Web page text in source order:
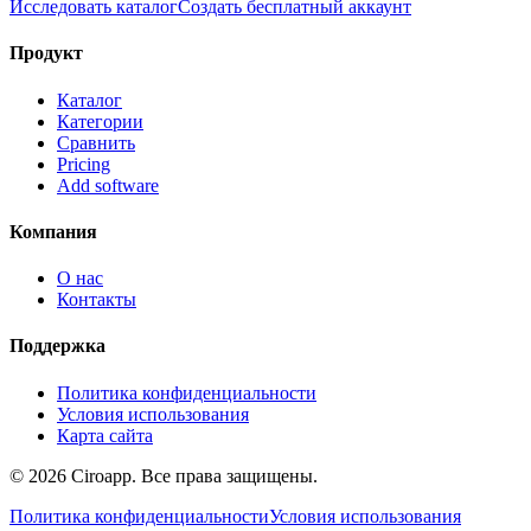
Исследовать каталогСоздать бесплатный аккаунт
Продукт
Каталог
Категории
Сравнить
Pricing
Add software
Компания
О нас
Контакты
Поддержка
Политика конфиденциальности
Условия использования
Карта сайта
© 2026 Ciroapp. Все права защищены.
Политика конфиденциальностиУсловия использования